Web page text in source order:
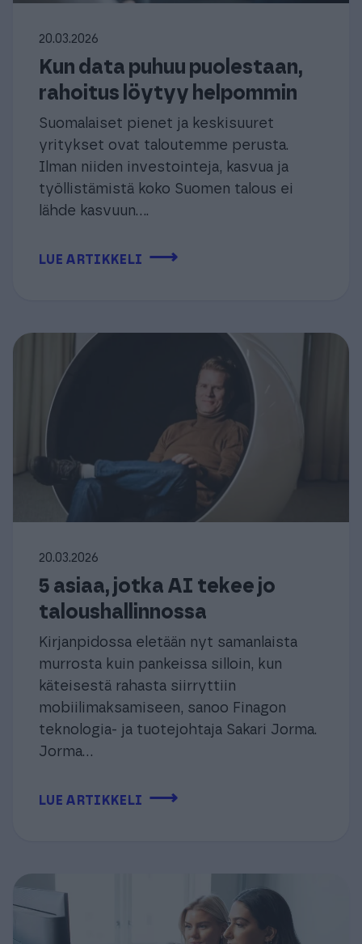
20.03.2026
Kun data puhuu puolestaan,
rahoitus löytyy helpommin
Suomalaiset pienet ja keskisuuret
yritykset ovat taloutemme perusta.
Ilman niiden investointeja, kasvua ja
työllistämistä koko Suomen talous ei
lähde kasvuun....
LUE ARTIKKELI ⟶
20.03.2026
5 asiaa, jotka AI tekee jo
taloushallinnossa
Kirjanpidossa eletään nyt samanlaista
murrosta kuin pankeissa silloin, kun
käteisestä rahasta siirryttiin
mobiilimaksamiseen, sanoo Finagon
teknologia- ja tuotejohtaja Sakari Jorma.
Jorma...
LUE ARTIKKELI ⟶